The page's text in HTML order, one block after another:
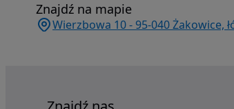
Znajdź na mapie
Wierzbowa 10 - 95-040 Żakowice,